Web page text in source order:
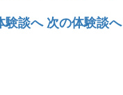
験談へ 次の体験談へ